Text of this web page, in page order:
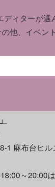
ズ作品群を
しさが満
期作品、
を辿る。作
ミニマリズ
1 麻布台ヒ
～20:00
ディターが選
の他、イベン